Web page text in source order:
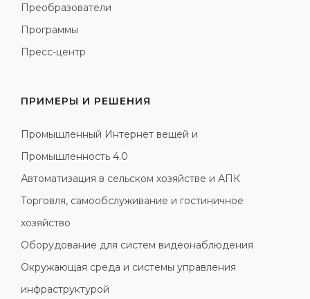
Преобразователи
Программы
Пресс-центр
ПРИМЕРЫ И РЕШЕНИЯ
Промышленный Интернет вещей и
Промышленность 4.0
Автоматизация в сельском хозяйстве и АПК
Торговля, самообслуживание и гостиничное
хозяйство
Оборудование для систем видеонаблюдения
Окружающая среда и системы управления
инфраструктурой